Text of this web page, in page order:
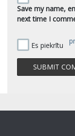
Save my name,
next time I
Es piekrītu